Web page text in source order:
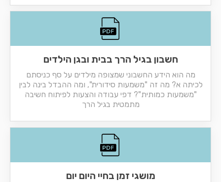
חשבון בגיל הרך בבית ובגן הילדים
מה הוא הידע החשבוני שמצופה מילדים על סף כניסתם
לכיתה א? מה זה "משמעות סידורית", ומה ההבדל בינה לבין
"משמעות כמותית"? דפי עבודה והצעות לפיתוח חשיבה
מתמטית בגיל הרך
מושגי זמן בחיי היום יום